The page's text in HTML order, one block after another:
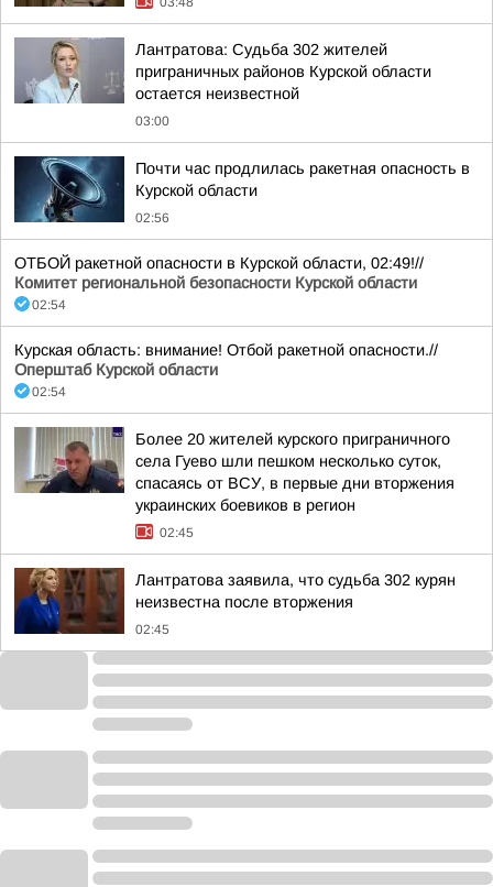
Лантратова: Судьба 302 жителей
приграничных районов Курской области
остается неизвестной
03:00
Почти час продлилась ракетная опасность в
Курской области
02:56
ОТБОЙ ракетной опасности в Курской области, 02:49!//
Комитет региональной безопасности Курской области
02:54
Курская область: внимание! Отбой ракетной опасности.//
Оперштаб Курской области
02:54
Более 20 жителей курского приграничного
села Гуево шли пешком несколько суток,
спасаясь от ВСУ, в первые дни вторжения
украинских боевиков в регион
02:45
Лантратова заявила, что судьба 302 курян
неизвестна после вторжения
02:45